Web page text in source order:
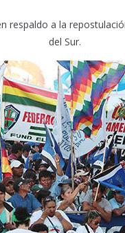
respaldo a la
del Sur.